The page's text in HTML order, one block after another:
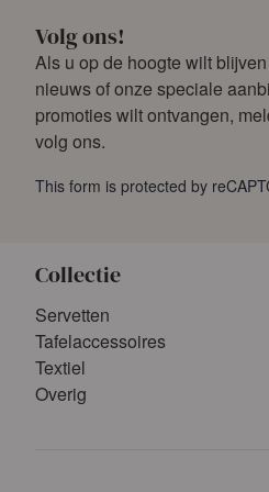
Volg ons!
Als u op de hoogte wilt
nieuws of onze speciale
promoties wilt ontvangen,
volg ons.
This form is protected by
Collectie
Servetten
Tafelaccessoires
Textiel
Overig